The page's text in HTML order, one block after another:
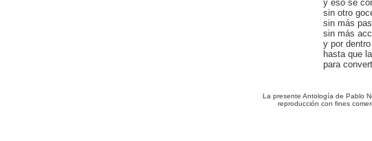
y eso se
sin otro
sin más
sin más
y por
hasta que
para
La presente Antología de Pablo
reproducción con fines